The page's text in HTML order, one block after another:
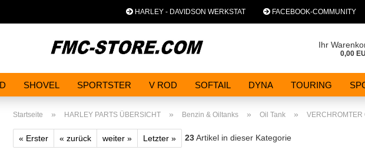
HARLEY - DAVIDSON WERKSTAT FACEBOOK-COMMUNITY
Ihr
0,00
SHOVEL SPORTSTER V ROD SOFTAIL DYNA TOURING
Startseite » HARLEY PARTS ÜBERSICHT » Benzin & Oiltanks » Oil Tank » VERCHROMTER
« Erster « zurück weiter » Letzter » 23Artikel in dieser Kategorie